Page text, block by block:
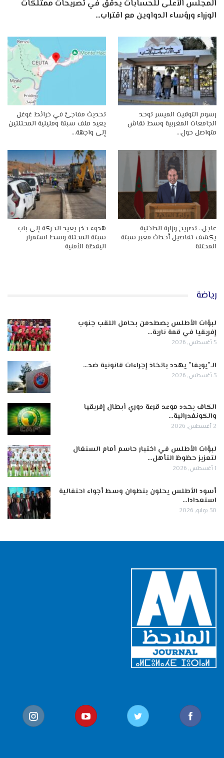
المجلس الأعلى للحسابات يدقق في تصريحات ممتلكات
الوزراء ورؤساء الدواوين مع اقتراب…
رسوم التوقيت الميسر توحد
الجامعات المغربية وسط نقاش
متواصل حول…
تحديث مفاجئ في خرائط غوغل
يعيد ملف سبتة ومليلية المحتلتين
إلى واجهة…
عاجل.. تصريح وزارة الداخلية
يكشف تفاصيل أحداث معبر سبتة
المحتلة
هدوء حذر يعيد الحركة إلى باب
سبتة المحتلة وسط استمرار
اليقظة الأمنية
رياضة
لبؤات الأطلس يصطدمن بحامل اللقب جنوب
إفريقيا في قمة نارية…
5 أغسطس, 2026
الـ”يويفا” يهدد باتخاذ إجراءات قانونية ضد…
3 أغسطس, 2026
الكاف يحدد موعد قرعة دوري أبطال إفريقيا
والكونفدرالية…
2 أغسطس, 2026
لبؤات الأطلس في اختبار حاسم أمام السنغال
لتعزيز حظوظ التأهل…
1 أغسطس, 2026
أسود الأطلس يحلون بتطوان وسط أجواء احتفالية
استعدادا…
30 يوليو, 2026